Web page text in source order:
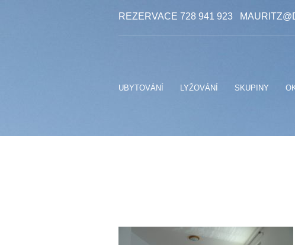
REZERVACE 728 941 923
UBYTOVÁNÍ LYŽOVÁNÍ SKUPINY